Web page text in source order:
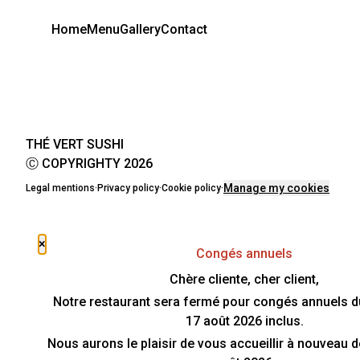
HomeMenuGalleryContact
THÉ VERT SUSHI
Ⓒ COPYRIGHTY 2026
Legal mentions· Privacy policy·Cookie policy· Manage my cookies
×
Congés annuels
Chère cliente, cher client,
Notre restaurant sera fermé pour congés annuels
17 août 2026 inclus.
Nous aurons le plaisir de vous accueillir à nouveau